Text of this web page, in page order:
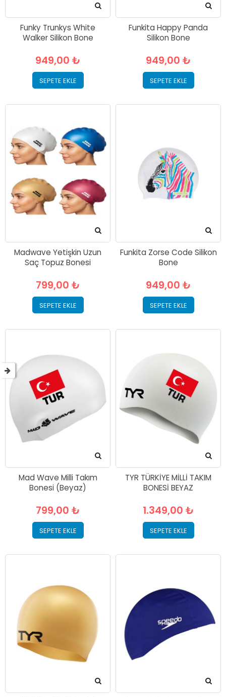
Funky Trunkys White
Walker Silikon Bone
949,00 ₺
SEPETE EKLE
Funkita Happy Panda
Silikon Bone
949,00 ₺
SEPETE EKLE
Madwave Yetişkin Uzun
Saç Topuz Bonesi
799,00 ₺
SEPETE EKLE
Funkita Zorse Code Silikon
Bone
949,00 ₺
SEPETE EKLE
Mad Wave Milli Takım
Bonesi (Beyaz)
799,00 ₺
SEPETE EKLE
TYR TÜRKİYE MİLLİ TAKIM
BONESİ BEYAZ
1.349,00 ₺
SEPETE EKLE